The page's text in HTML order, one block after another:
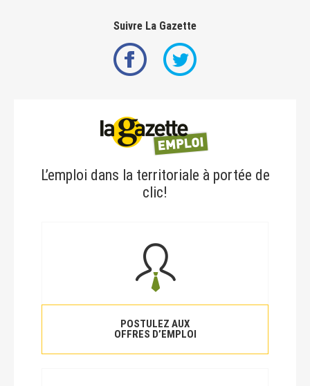
Suivre La Gazette
L’emploi dans la territoriale à portée de
clic!
POSTULEZ AUX
OFFRES D’EMPLOI